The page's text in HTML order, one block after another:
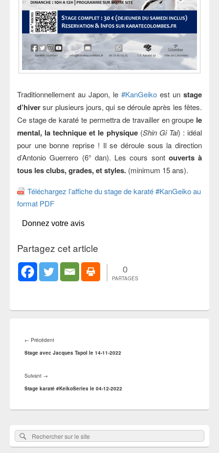
Traditionnellement au Japon, le #KanGeiko est un stage
d’hiversur plusieurs jours, qui se déroule après les fêtes.
Ce stage de karaté te permettra de travailler en groupe le
mental, la technique et le physique(Shin Gi Tai) : idéal
pour une bonne reprise ! Il se déroule sous la direction
d’Antonio Guerrero (6° dan). Les cours sont ouverts à
tous les clubs, grades, et styles. (minimum 15 ans).
Téléchargez l’affiche du stage de karaté #KanGeiko au
format PDF
Donnez votre avis
Partagez cet article
0
PARTAGES
de
l’article
← PrécédentArticle
précédent :
Stage avec Jacques Tapol le 14-11-2022
Suivant →
suivant :
Stage karaté #KeikoSeries le 04-12-2022
Zone
principale
de
Rechercher :
Rechercher
sur